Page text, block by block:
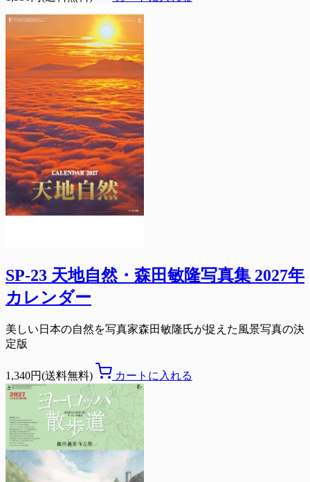
SP-23 天地自然・森田敏隆写真集 2027年
カレンダー
美しい日本の自然を写真家森田敏隆氏が捉えた風景写真の決
定版
1,340円(送料無料) カートに入れる